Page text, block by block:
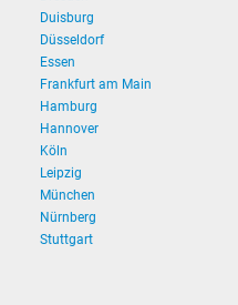
Duisburg
Düsseldorf
Essen
Frankfurt am Main
Hamburg
Hannover
Köln
Leipzig
München
Nürnberg
Stuttgart